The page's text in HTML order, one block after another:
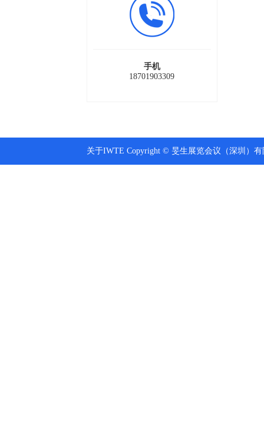
手机
18701903309
关于IWTE Copyright © 旻生展览会议（深圳）